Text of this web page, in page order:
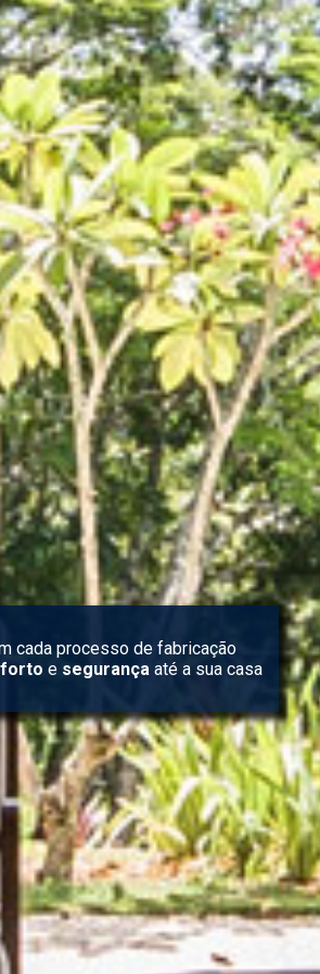
cada processo de fabricação
e segurança até a sua casa